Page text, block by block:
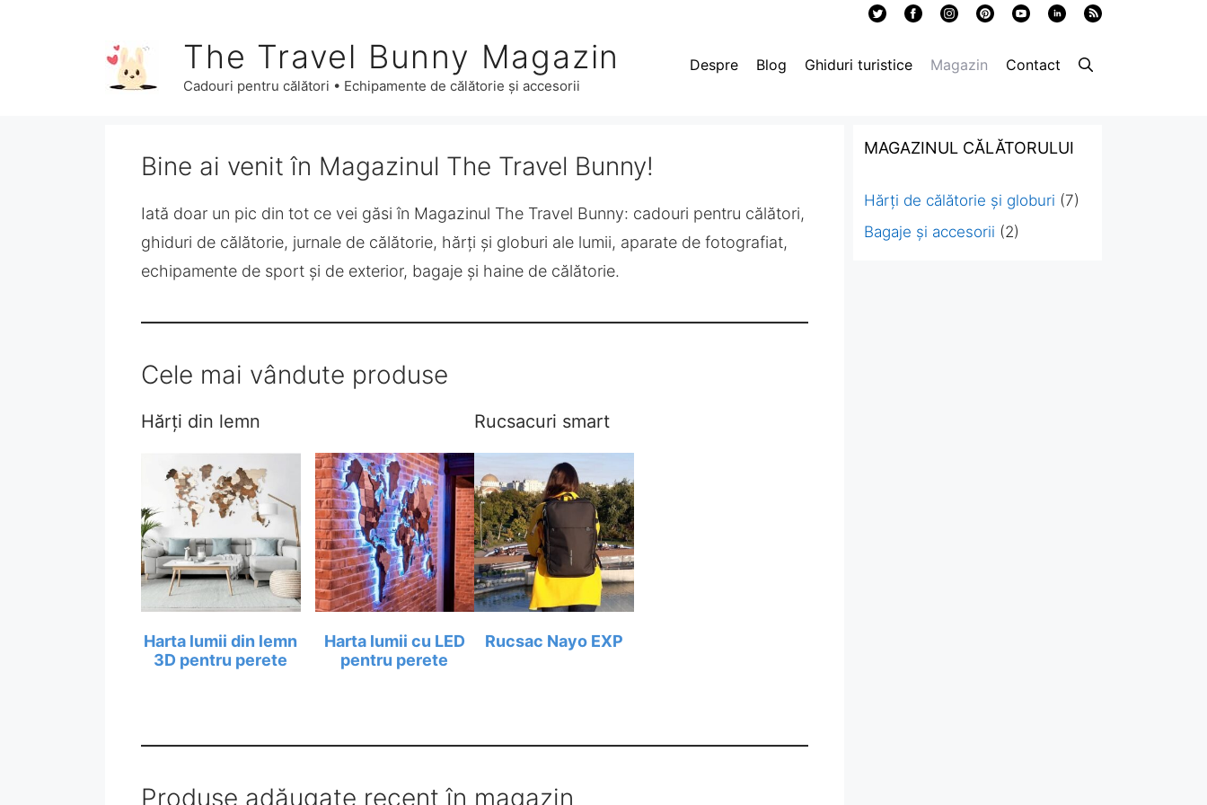
The Travel Bunny Magazin
Cadouri pentru călători • Echipamente de călătorie și accesorii
Despre Blog Ghiduri turistice Magazin Contact
Bine ai venit în Magazinul The Travel Bunny!
Iată doar un pic din tot ce vei găsi în Magazinul The Travel Bunny: cadouri pentru călători,
ghiduri de călătorie, jurnale de călătorie, hărți și globuri ale lumii, aparate de fotografiat,
echipamente de sport și de exterior, bagaje și haine de călătorie.
Cele mai vândute produse
Hărți din lemn
Harta lumii din lemn
3D pentru perete
Harta lumii cu LED
pentru perete
Rucsacuri smart
Rucsac Nayo EXP
Produse adăugate recent în magazin
MAGAZINUL CĂLĂTORULUI
Hărți de călătorie și globuri (7)
Bagaje și accesorii (2)